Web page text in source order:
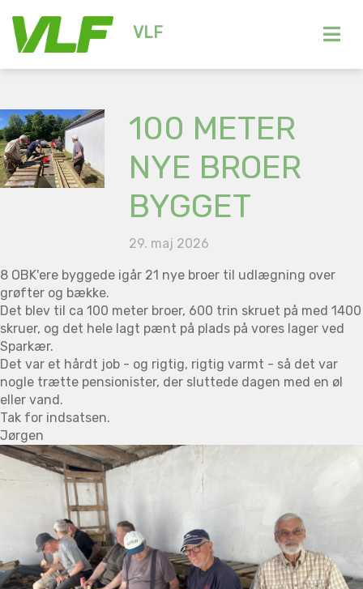
VLF
100 METER
NYE BROER
BYGGET
29. maj 2026
8 OBK'ere byggede igår 21 nye broer til udlægning over
grøfter og bække.
Det blev til ca 100 meter broer, 600 trin skruet på med 1400
skruer, og det hele lagt pænt på plads på vores lager ved
Sparkær.
Det var et hårdt job - og rigtig, rigtig varmt - så det var
nogle trætte pensionister, der sluttede dagen med en øl
eller vand.
Tak for indsatsen.
Jørgen